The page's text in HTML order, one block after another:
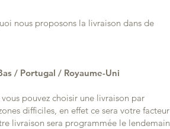
nous proposons la livraison dans de
/ Portugal / Royaume-Uni
pouvez choisir une livraison par
difficiles, en effet ce sera votre facteur
livraison sera programmée le lendemain